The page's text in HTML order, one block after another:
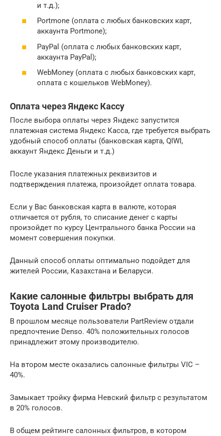
и т.д.);
Portmone (оплата с любых банковских карт,
аккаунта Portmone);
PayPal (оплата с любых банковских карт,
аккаунта PayPal);
WebMoney (оплата с любых банковских карт,
оплата с кошельков WebMoney).
Оплата через Яндекс Кассу
После выбора оплаты через Яндекс запустится
платежная система Яндекс Касса, где требуется выбрать
удобный способ оплаты (банковская карта, QIWI,
аккаунт Яндекс Деньги и т.д.)
После указания платежных реквизитов и
подтверждения платежа, произойдет оплата товара.
Если у Вас банковская карта в валюте, которая
отличается от рубля, то списание денег с карты
произойдет по курсу Центрального банка России на
момент совершения покупки.
Данный способ оплаты оптимально подойдет для
жителей России, Казахстана и Беларуси.
Какие салонные фильтры выбрать для
Toyota Land Cruiser Prado?
В прошлом месяце пользователи PartReview отдали
предпочтение Denso. 40% положительных голосов
принадлежит этому производителю.
На втором месте оказались салонные фильтры VIC –
40%.
Замыкает тройку фирма Невский фильтр с результатом
в 20% голосов.
В общем рейтинге салонных фильтров, в котором